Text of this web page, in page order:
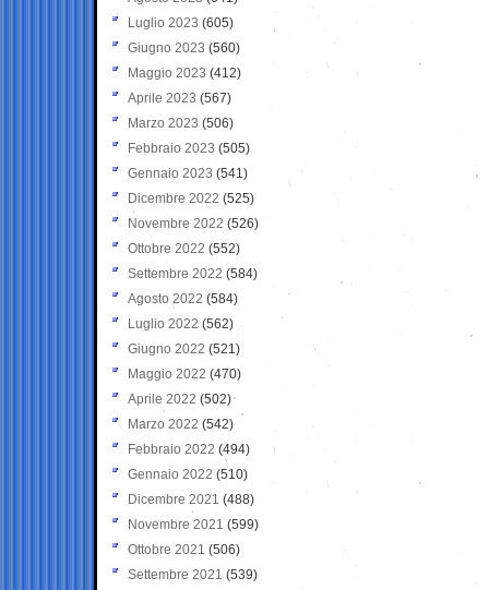
Luglio 2023 (605)
Giugno 2023 (560)
Maggio 2023 (412)
Aprile 2023 (567)
Marzo 2023 (506)
Febbraio 2023 (505)
Gennaio 2023 (541)
Dicembre 2022 (525)
Novembre 2022 (526)
Ottobre 2022 (552)
Settembre 2022 (584)
Agosto 2022 (584)
Luglio 2022 (562)
Giugno 2022 (521)
Maggio 2022 (470)
Aprile 2022 (502)
Marzo 2022 (542)
Febbraio 2022 (494)
Gennaio 2022 (510)
Dicembre 2021 (488)
Novembre 2021 (599)
Ottobre 2021 (506)
Settembre 2021 (539)